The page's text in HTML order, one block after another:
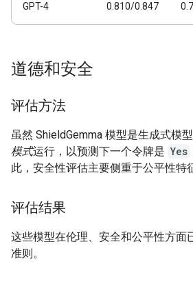
GPT-4 0.810/0.847
道德和安全
评估方法
虽然 ShieldGemma 模型是生成式模
模式运行，以预测下一个令牌是 Yes
此，安全性评估主要侧重于公平性特
评估结果
这些模型在伦理、安全和公平性方面
准则。